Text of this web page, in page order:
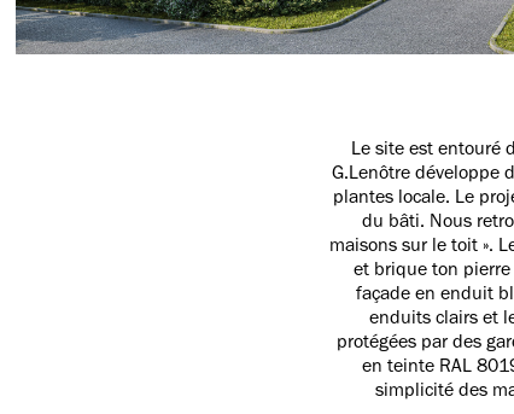
Le site est entouré
G.Lenôtre développe
plantes locale. Le
du bâti. Nous
maisons sur le toit ».
et brique ton
façade en enduit
enduits clairs et
protégées par des
en teinte RAL
simplicité des